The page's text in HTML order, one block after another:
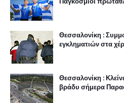
Θεσσαλονίκη :
εγκληματιών στα
Θεσσαλονίκη :
βράδυ σήμερα